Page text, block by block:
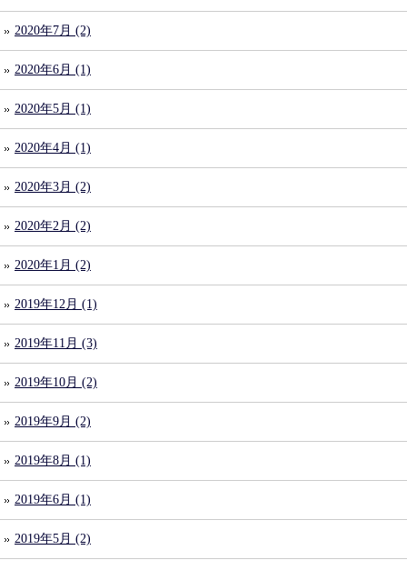
2020年7月 (2)
2020年6月 (1)
2020年5月 (1)
2020年4月 (1)
2020年3月 (2)
2020年2月 (2)
2020年1月 (2)
2019年12月 (1)
2019年11月 (3)
2019年10月 (2)
2019年9月 (2)
2019年8月 (1)
2019年6月 (1)
2019年5月 (2)